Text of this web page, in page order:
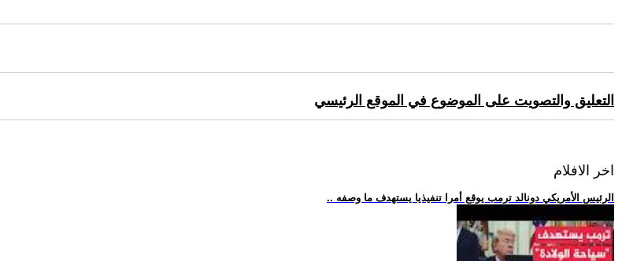
التعليق والتصويت على الموضوع في الموقع الرئيسي
اخر الافلام
.. الرئيس الأمريكي دونالد ترمب يوقع أمرا تنفيذيا يستهدف ما وصفه